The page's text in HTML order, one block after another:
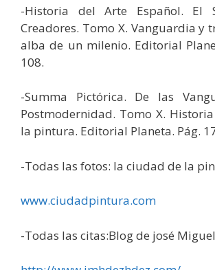
-Historia del Arte Español. El
Creadores. Tomo X. Vanguardia y
alba de un milenio. Editorial
108.
-Summa Pictórica. De las
Postmodernidad. Tomo X.
la pintura. Editorial Planeta. Pág.
-Todas las fotos: la ciudad de la
www.ciudadpintura.com
-Todas las citas:Blog de josé